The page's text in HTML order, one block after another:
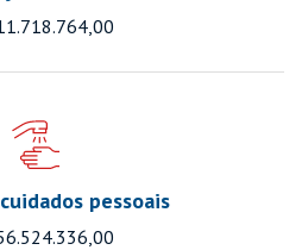
pessoais